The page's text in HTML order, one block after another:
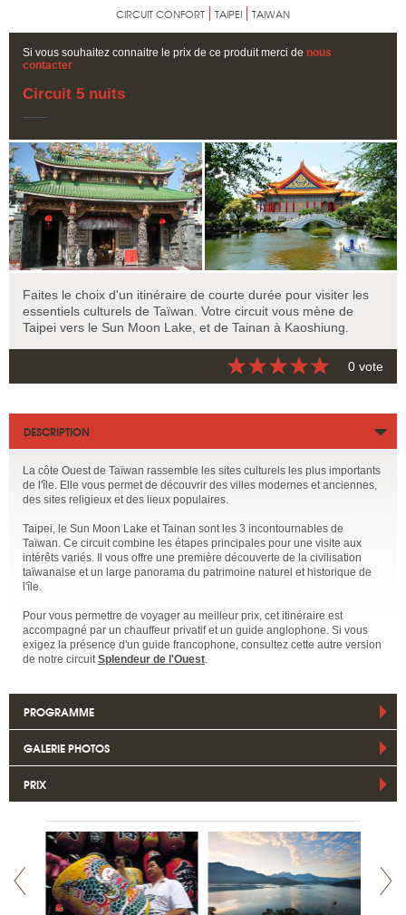
CIRCUIT CONFORT TAIPEI TAIWAN
Si vous souhaitez connaitre le prix de ce produit merci de nous
contacter
Circuit 5 nuits
Faites le choix d'un itinéraire de courte durée pour visiter les
essentiels culturels de Taïwan. Votre circuit vous mène de
Taipei vers le Sun Moon Lake, et de Tainan à Kaoshiung.
0 vote
DESCRIPTION
La côte Ouest de Taïwan rassemble les sites culturels les plus importants
de l'île. Elle vous permet de découvrir des villes modernes et anciennes,
des sites religieux et des lieux populaires.
Taipei, le Sun Moon Lake et Tainan sont les 3 incontournables de
Taïwan. Ce circuit combine les étapes principales pour une visite aux
intérêts variés. Il vous offre une première découverte de la civilisation
taïwanaise et un large panorama du patrimoine naturel et historique de
l'île.
Pour vous permettre de voyager au meilleur prix, cet itinéraire est
accompagné par un chauffeur privatif et un guide anglophone. Si vous
exigez la présence d'un guide francophone, consultez cette autre version
de notre circuit Splendeur de l'Ouest
PROGRAMME
GALERIE PHOTOS
PRIX